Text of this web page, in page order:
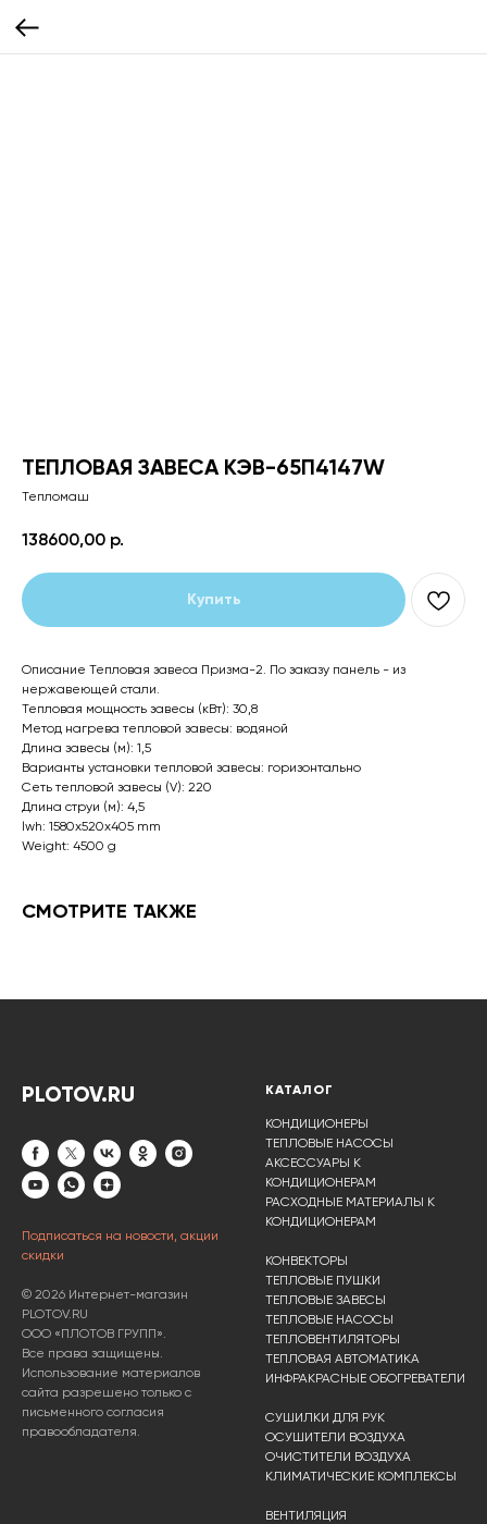
ТЕПЛОВАЯ ЗАВЕСА КЭВ-65П4147W
Тепломаш
138600,00 р.
Купить
Описание Тепловая завеса Призма-2. По заказу панель - из
нержавеющей стали.
Тепловая мощность завесы (кВт): 30,8
Метод нагрева тепловой завесы: водяной
Длина завесы (м): 1,5
Варианты установки тепловой завесы: горизонтально
Сеть тепловой завесы (V): 220
Длина струи (м): 4,5
lwh: 1580x520x405 mm
Weight: 4500 g
СМОТРИТЕ ТАКЖЕ
PLOTOV.RU
Подписаться на новости, акции
скидки
© 2026 Интернет-магазин
PLOTOV.RU
ООО «ПЛОТОВ ГРУПП».
Все права защищены.
Использование материалов
сайта разрешено только с
письменного согласия
правообладателя.
КАТАЛОГ
КОНДИЦИОНЕРЫ
ТЕПЛОВЫЕ НАСОСЫ
АКСЕССУАРЫ К
КОНДИЦИОНЕРАМ
РАСХОДНЫЕ МАТЕРИАЛЫ К
КОНДИЦИОНЕРАМ
КОНВЕКТОРЫ
ТЕПЛОВЫЕ ПУШКИ
ТЕПЛОВЫЕ ЗАВЕСЫ
ТЕПЛОВЫЕ НАСОСЫ
ТЕПЛОВЕНТИЛЯТОРЫ
ТЕПЛОВАЯ АВТОМАТИКА
ИНФРАКРАСНЫЕ ОБОГРЕВАТЕЛИ
СУШИЛКИ ДЛЯ РУК
ОСУШИТЕЛИ ВОЗДУХА
ОЧИСТИТЕЛИ ВОЗДУХА
КЛИМАТИЧЕСКИЕ КОМПЛЕКСЫ
ВЕНТИЛЯЦИЯ